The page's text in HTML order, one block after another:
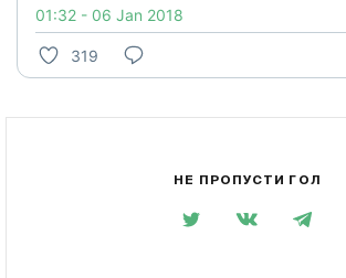
01:32 - 06 Jan 2018
319
НЕ ПРОПУСТИ ГОЛ